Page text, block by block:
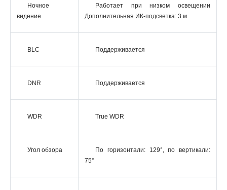
Ночное
видение
Работает при низком освещении
Дополнительная ИК-подсветка: 3 м
BLC Поддерживается
DNR Поддерживается
WDR True WDR
Угол обзора
По горизонтали: 129°, по вертикали:
75°